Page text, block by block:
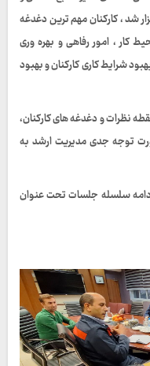
شد ، کارکنان مهم‌ ترین دغدغه‌
کار ، امور رفاهی و بهره وری
شرایط کاری کارکنان و بهبود
نظرات و دغدغه های کارکنان،
توجه جدی مدیریت ارشد به
سلسله جلسات تحت عنوان